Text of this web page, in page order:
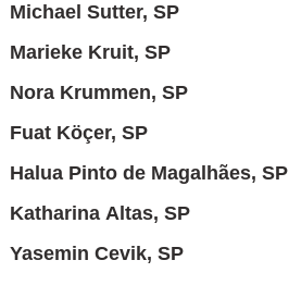
Michael Sutter, SP
Marieke Kruit, SP
Nora Krummen, SP
Fuat Köçer, SP
Halua Pinto de Magalhães, SP
Katharina Altas, SP
Yasemin Cevik, SP